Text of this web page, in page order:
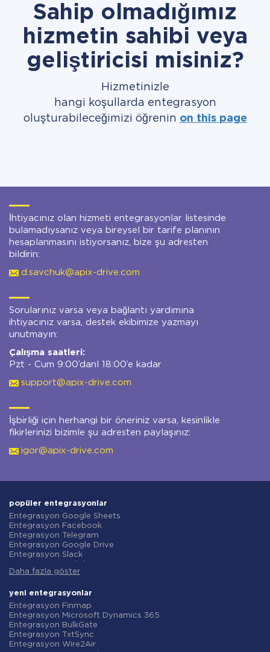
Sahip olmadığımız
hizmetin sahibi veya
geliştiricisi misiniz?
Hizmetinizle
hangi koşullarda entegrasyon
oluşturabileceğimizi öğrenin on this page
İhtiyacınız olan hizmeti entegrasyonlar listesinde
bulamadıysanız veya bireysel bir tarife planının
hesaplanmasını istiyorsanız, bize şu adresten
bildirin:
d.savchuk@apix-drive.com
Sorularınız varsa veya bağlantı yardımına
ihtiyacınız varsa, destek ekibimize yazmayı
unutmayın:
Çalışma saatleri:
Pzt - Cum 9:00’danl 18:00’e kadar
support@apix-drive.com
İşbirliği için herhangi bir öneriniz varsa, kesinlikle
fikirlerinizi bizimle şu adresten paylaşınız:
igor@apix-drive.com
popüler entegrasyonlar
Entegrasyon Google Sheets
Entegrasyon Facebook
Entegrasyon Telegram
Entegrasyon Google Drive
Entegrasyon Slack
Entegrasyon Gmail
Entegrasyon ClickUp
Entegrasyon Airtable
Entegrasyon Google Contacts
Entegrasyon OpenAI (ChatGPT)
Entegrasyon Instagram
Entegrasyon ActiveCampaign
Daha fazla göster
yeni entegrasyonlar
Entegrasyon Finmap
Entegrasyon Microsoft Dynamics 365
Entegrasyon BulkGate
Entegrasyon TxtSync
Entegrasyon Wire2Air